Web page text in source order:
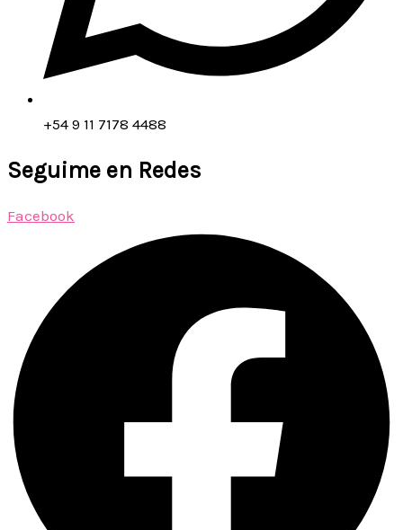
+54 9 11 7178 4488
Seguime en Redes
Facebook